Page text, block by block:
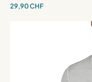
Preis
29,90 CHF